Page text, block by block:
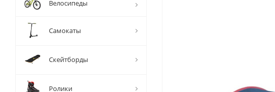
Велосипеды
Самокаты
Скейтборды
Ролики